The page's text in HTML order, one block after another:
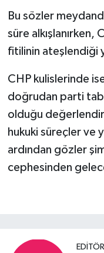
Bu sözler
süre alkışlanırken,
fitilinin ateşlendiği
CHP kulislerinde ise
doğrudan parti
olduğu
hukuki süreçler ve
ardından gözler
cephesinden